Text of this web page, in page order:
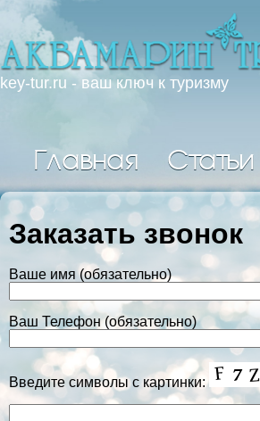
key-tur.ru - ваш ключ к туризму
Главная
Заказать звонок
Ваше имя (обязательно)
Ваш Телефон (обязательно)
Введите символы с картинки: